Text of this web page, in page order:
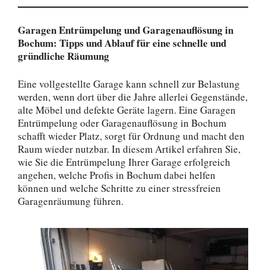
Garagen Entrümpelung und Garagenauflösung in
Bochum: Tipps und Ablauf für eine schnelle und
gründliche Räumung
Eine vollgestellte Garage kann schnell zur Belastung
werden, wenn dort über die Jahre allerlei Gegenstände,
alte Möbel und defekte Geräte lagern. Eine Garagen
Entrümpelung oder Garagenauflösung in Bochum
schafft wieder Platz, sorgt für Ordnung und macht den
Raum wieder nutzbar. In diesem Artikel erfahren Sie,
wie Sie die Entrümpelung Ihrer Garage erfolgreich
angehen, welche Profis in Bochum dabei helfen
können und welche Schritte zu einer stressfreien
Garagenräumung führen.